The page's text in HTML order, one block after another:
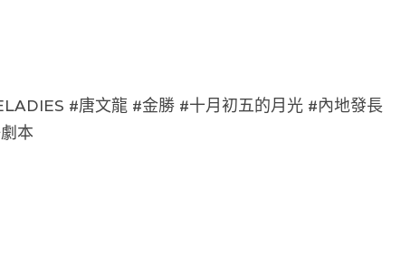
#唐文龍 #金勝 #十月初五的月光 #內地發長
本